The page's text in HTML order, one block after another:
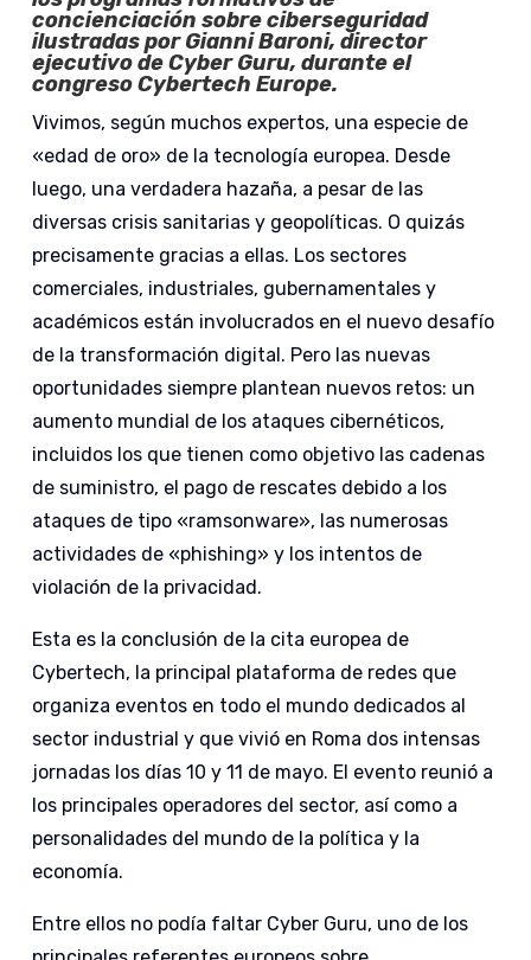
concienciación sobre ciberseguridad
ilustradas por Gianni Baroni, director
ejecutivo de Cyber Guru, durante el
congreso Cybertech Europe.
Vivimos, según muchos expertos, una especie de
«edad de oro» de la tecnología europea. Desde
luego, una verdadera hazaña, a pesar de las
diversas crisis sanitarias y geopolíticas. O quizás
precisamente gracias a ellas. Los sectores
comerciales, industriales, gubernamentales y
académicos están involucrados en el nuevo desafío
de la transformación digital. Pero las nuevas
oportunidades siempre plantean nuevos retos: un
aumento mundial de los ataques cibernéticos,
incluidos los que tienen como objetivo las cadenas
de suministro, el pago de rescates debido a los
ataques de tipo «ramsonware», las numerosas
actividades de «phishing» y los intentos de
violación de la privacidad.
Esta es la conclusión de la cita europea de
Cybertech, la principal plataforma de redes que
organiza eventos en todo el mundo dedicados al
sector industrial y que vivió en Roma dos intensas
jornadas los días 10 y 11 de mayo. El evento reunió a
los principales operadores del sector, así como a
personalidades del mundo de la política y la
economía.
Entre ellos no podía faltar Cyber Guru, uno de los